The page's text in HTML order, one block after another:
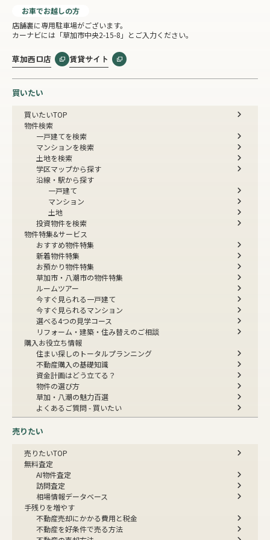
お車でお越しの方
店舗裏に専用駐車場がございます。
カーナビには「草加市中央2-15-8」とご入力ください。
草加西口店 賃貸サイト
買いたい
買いたいTOP
物件検索
一戸建てを検索
マンションを検索
土地を検索
学区マップから探す
沿線・駅から探す
一戸建て
マンション
土地
投資物件を検索
物件特集&サービス
おすすめ物件特集
新着物件特集
お預かり物件特集
草加市・八潮市の物件特集
ルームツアー
今すぐ見られる一戸建て
今すぐ見られるマンション
選べる4つの見学コース
リフォーム・建築・住み替えのご相談
購入お役立ち情報
住まい探しのトータルプランニング
不動産購入の基礎知識
資金計画はどう立てる？
物件の選び方
草加・八潮の魅力百選
よくあるご質問 - 買いたい
売りたい
売りたいTOP
無料査定
AI物件査定
訪問査定
相場情報データベース
手残りを増やす
不動産売却にかかる費用と税金
不動産を好条件で売る方法